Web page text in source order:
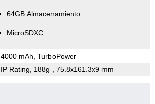
64GB Almacenamiento
MicroSDXC
4000 mAh, TurboPower
IP Rating, 188g , 75.8x161.3x9 mm